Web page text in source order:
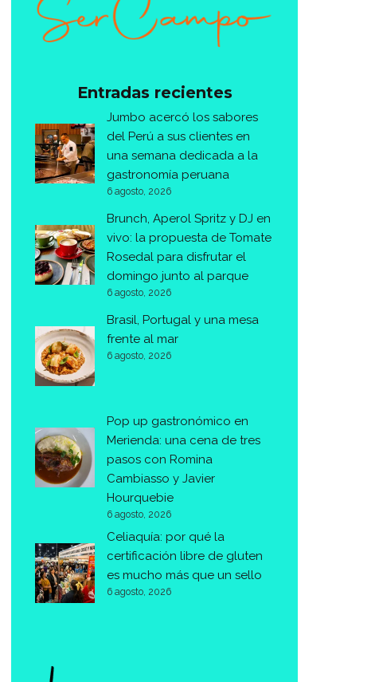
Entradas recientes
Jumbo acercó los sabores
del Perú a sus clientes en
una semana dedicada a la
gastronomía peruana
6 agosto, 2026
Brunch, Aperol Spritz y DJ en
vivo: la propuesta de Tomate
Rosedal para disfrutar el
domingo junto al parque
6 agosto, 2026
Brasil, Portugal y una mesa
frente al mar
6 agosto, 2026
Pop up gastronómico en
Merienda: una cena de tres
pasos con Romina
Cambiasso y Javier
Hourquebie
6 agosto, 2026
Celiaquía: por qué la
certificación libre de gluten
es mucho más que un sello
6 agosto, 2026